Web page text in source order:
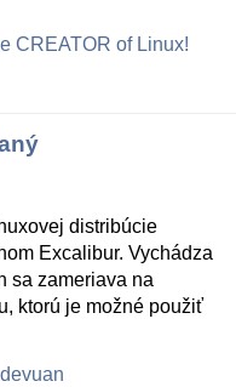
CREATOR of Linux!
distribúcie
Excalibur. Vychádza
sa zameriava na
ktorú je možné použiť